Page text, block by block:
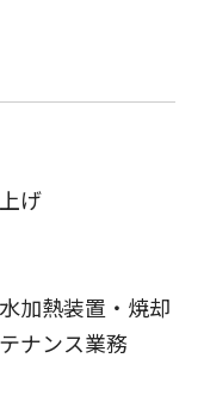
げ
加熱装置・焼却
ナンス業務